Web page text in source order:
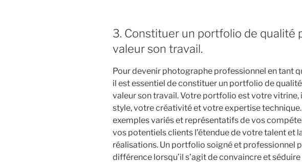
3. Constituer un portfolio de qualité
valeur son travail.
Pour devenir photographe professionnel en tant
il est essentiel de constituer un portfolio de
valeur son travail. Votre portfolio est votre
style, votre créativité et votre expertise
exemples variés et représentatifs de vos
vos potentiels clients l’étendue de votre talent et
réalisations. Un portfolio soigné et professionnel
différence lorsqu’il s’agit de convaincre et